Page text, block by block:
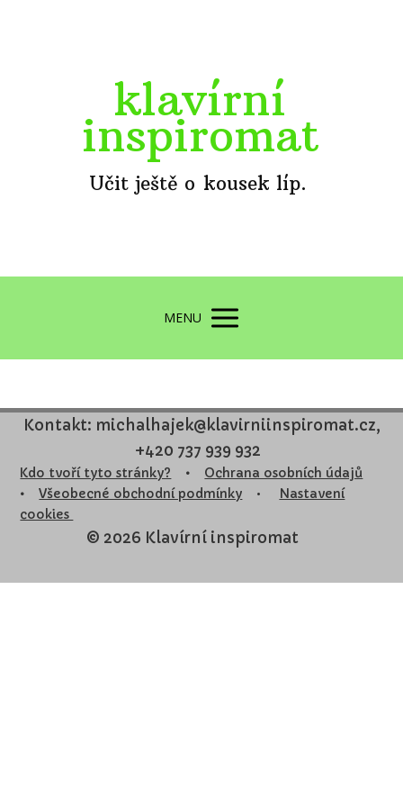
klavírní
inspiromat
Učit ještě o kousek líp.
MENU
Kontakt: michalhajek@klavirniinspiromat.cz,
+420 737 939 932
Kdo tvoří tyto stránky? •
Ochrana osobních údajů
•
Všeobecné obchodní podmínky • Nastavení
cookies
© 2026 Klavírní inspiromat